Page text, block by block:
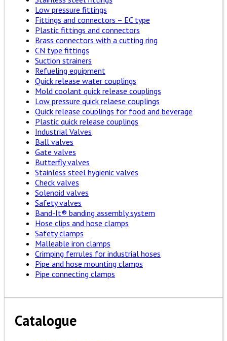
Low pressure fittings
Fittings and connectors – EC type
Plastic fittings and connectors
Brass connectors with a cutting ring
CN type fittings
Suction strainers
Refueling equipment
Quick release water couplings
Mold coolant quick release couplings
Low pressure quick relaese couplings
Quick release couplings for food and beverage
Plastic quick release couplings
Industrial Valves
Ball valves
Gate valves
Butterfly valves
Stainless steel hygienic valves
Check valves
Solenoid valves
Safety valves
Band-It® banding assembly system
Hose clips and hose clamps
Safety clamps
Malleable iron clamps
Crimping ferrules for industrial hoses
Pipe and hose mounting clamps
Pipe connecting clamps
Catalogue